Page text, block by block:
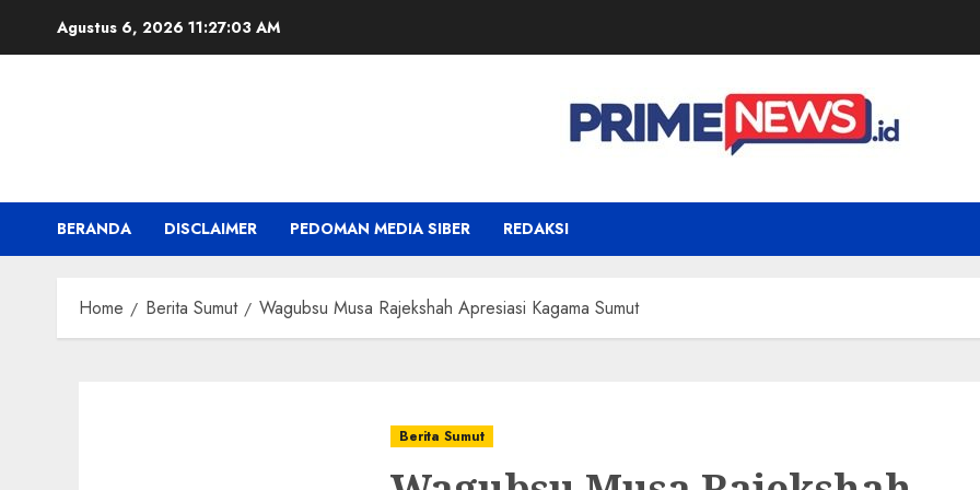
Agustus 6, 2026 11:27:04 AM
BERANDA DISCLAIMER PEDOMAN MEDIA SIBER REDAKSI
Home Berita Sumut Wagubsu Musa Rajekshah Apresiasi Kagama Sumut
Berita Sumut